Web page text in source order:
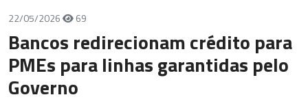
22/05/2026 69
Bancos redirecionam crédito para
PMEs para linhas garantidas pelo
Governo